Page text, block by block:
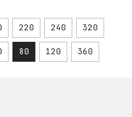
220 240 320
80 120 360